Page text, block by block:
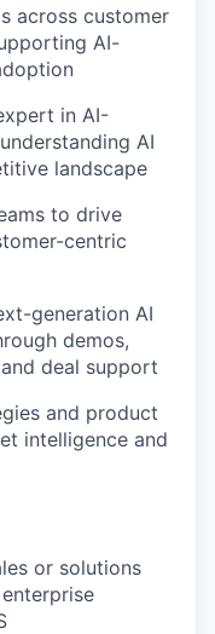
across customer
AI-
in AI-
AI
landscape
to drive
centric
generation AI
demos,
deal support
and product
intelligence and
or solutions